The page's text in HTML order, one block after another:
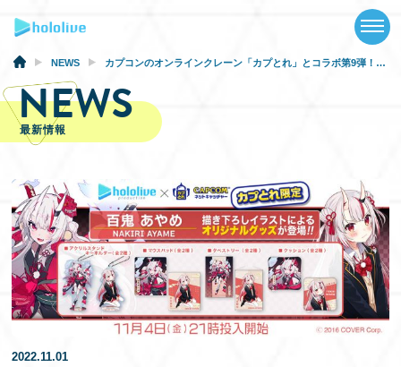
NEWS
SCHEDULE
EVENTS
VIDEOS
MUSIC
NEWS カプコンのオンラインクレーン「カプとれ」とコラボ第9弾！「百鬼あやめ」のコラボグッズが11月4日（金）21時から投入開始！
NEWS
最新情報
2022.11.01